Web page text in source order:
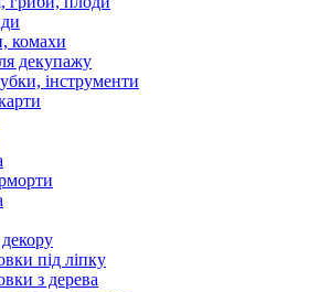
комахи
декупажу
інструменти
під ліпку
з дерева